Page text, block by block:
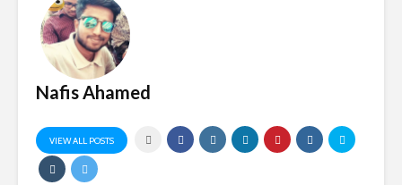
Nafis Ahamed
VIEW ALL POSTS